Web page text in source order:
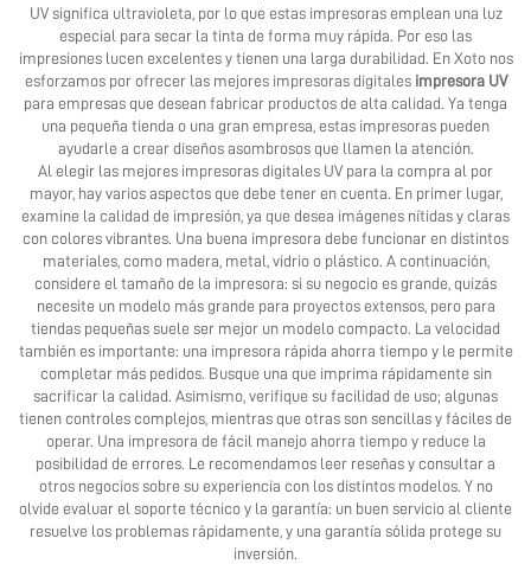
Aplicación
Contáctanos
UV significa ultravioleta, por lo que estas impresoras emplean una luz
especial para secar la tinta de forma muy rápida. Por eso las
impresiones lucen excelentes y tienen una larga durabilidad. En Xoto nos
esforzamos por ofrecer las mejores impresoras digitales impresora UV
para empresas que desean fabricar productos de alta calidad. Ya tenga
una pequeña tienda o una gran empresa, estas impresoras pueden
ayudarle a crear diseños asombrosos que llamen la atención.
Al elegir las mejores impresoras digitales UV para la compra al por
mayor, hay varios aspectos que debe tener en cuenta. En primer lugar,
examine la calidad de impresión, ya que desea imágenes nítidas y claras
con colores vibrantes. Una buena impresora debe funcionar en distintos
materiales, como madera, metal, vidrio o plástico. A continuación,
considere el tamaño de la impresora: si su negocio es grande, quizás
necesite un modelo más grande para proyectos extensos, pero para
tiendas pequeñas suele ser mejor un modelo compacto. La velocidad
también es importante: una impresora rápida ahorra tiempo y le permite
completar más pedidos. Busque una que imprima rápidamente sin
sacrificar la calidad. Asimismo, verifique su facilidad de uso; algunas
tienen controles complejos, mientras que otras son sencillas y fáciles de
operar. Una impresora de fácil manejo ahorra tiempo y reduce la
posibilidad de errores. Le recomendamos leer reseñas y consultar a
otros negocios sobre su experiencia con los distintos modelos. Y no
olvide evaluar el soporte técnico y la garantía: un buen servicio al cliente
resuelve los problemas rápidamente, y una garantía sólida protege su
inversión.